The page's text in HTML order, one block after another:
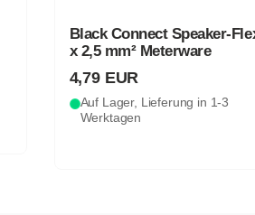
Goldkabel Speaker-Flex 2 x
4,0 mm² Meterware
6,99 EUR
Auf Lager, Lieferung in 1-3
Werktagen